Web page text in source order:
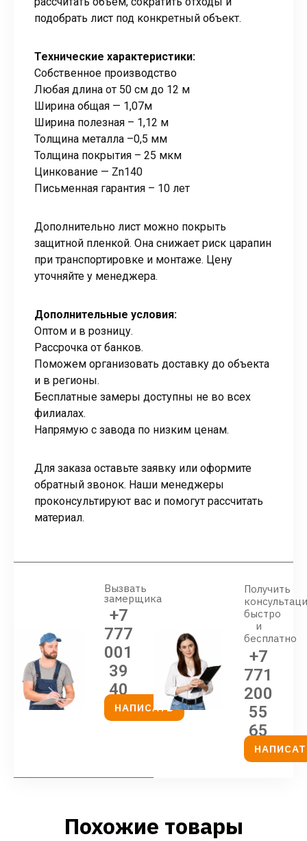
подобрать лист под конкретный объект.
Технические характеристики:
Собственное производство
Любая длина от 50 см до 12 м
Ширина общая — 1,07м
Ширина полезная – 1,12 м
Толщина металла –0,5 мм
Толщина покрытия – 25 мкм
Цинкование — Zn140
Письменная гарантия – 10 лет
Дополнительно лист можно покрыть
защитной пленкой. Она снижает риск царапин
при транспортировке и монтаже. Цену
уточняйте у менеджера.
Дополнительные условия:
Оптом и в розницу.
Рассрочка от банков.
Поможем организовать доставку до объекта
и в регионы.
Бесплатные замеры доступны не во всех
филиалах.
Напрямую с завода по низким ценам.
Для заказа оставьте заявку или оформите
обратный звонок. Наши менеджеры
проконсультируют вас и помогут рассчитать
материал.
Вызвать
замерщика
+7
777
001
39
40
НАПИСАТЬ
Получить
быстро
и
бесплатно
+7
771
200
55
65
Похожие товары